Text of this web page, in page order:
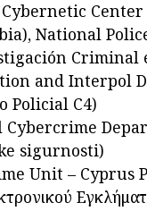
Center
National
Criminal
and Interpol
Policial C4)
Cybercrime
sigurnosti)
Unit – Cyprus